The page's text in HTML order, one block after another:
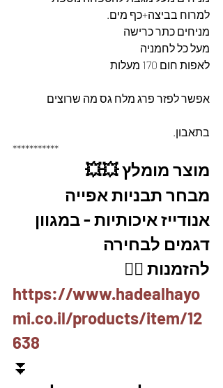
למרוח בביצה+כף מים.
מניחים כתר כרישה
מעל כל לחמניה
לאפות חום 170 מעלות
אפשר לפזר פרג מלח גס מה שרוצים
בתאבון.
***********
מוצר מומלץ 💥💥
מבחר תבניות אפייה
אנודייז איכותיות - במגוון
דגמים לבחירה
להזמנות 👇🏼
https://www.hadealhayo
mi.co.il/products/item/12
638
⏬